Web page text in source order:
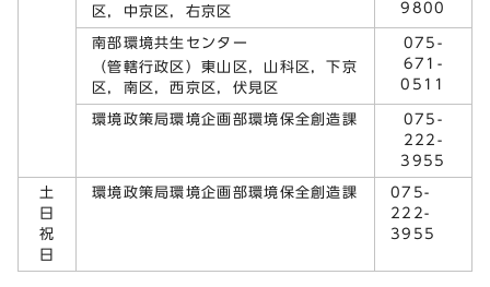
区，中京区，右京区
9800
南部環境共生センター
（管轄行政区）東山区，山科区，下京
区，南区，西京区，伏見区
075-
671-
0511
環境政策局環境企画部環境保全創造課
075-
222-
3955
土
日
祝
日
環境政策局環境企画部環境保全創造課
075-
222-
3955